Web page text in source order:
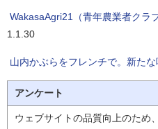
WakasaAgri21（青年農業者クラ
1.1.30
山内かぶらをフレンチで。新たな
アンケート
ウェブサイトの品質向上のため